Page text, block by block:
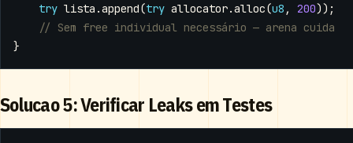
try lista .append(try allocator.alloc(u8 , 200));
}
Solucao 5: Verificar Leaks em Testes